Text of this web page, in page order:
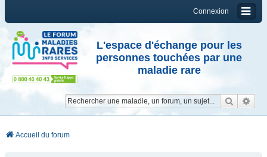
Connexion
L'espace d'échange pour les
personnes touchées par une
maladie rare
Accueil du forum